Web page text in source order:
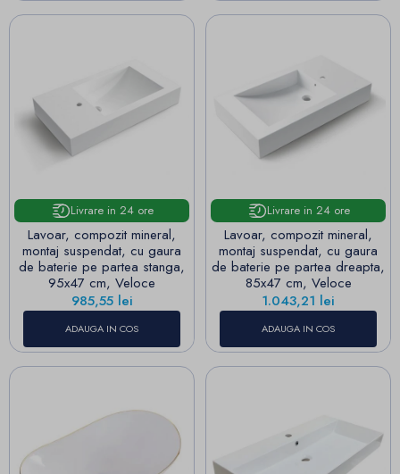
Livrare in 24 ore
Lavoar, compozit mineral,
montaj suspendat, cu gaura
de baterie pe partea stanga,
95x47 cm, Veloce
Pret
985,55 lei
ADAUGA IN COS
Livrare in 24 ore
Lavoar, compozit mineral,
montaj suspendat, cu gaura
de baterie pe partea dreapta,
85x47 cm, Veloce
Pret
1.043,21 lei
ADAUGA IN COS